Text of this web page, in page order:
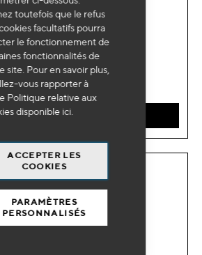
toutefois que le refus
facultatifs pourra
le fonctionnement de
fonctionnalités de
site. Pour en savoir plus,
vous rapporter à
Politique relative aux
disponible ici
ACCEPTER LES
COOKIES
PARAMÈTRES
PERSONNALISÉS
en France
AJOUTER AU PANIER